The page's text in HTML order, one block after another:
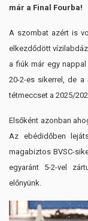
már a Final Fourba!
A szombat azért is
elkezdődött
a fiúk már egy
20-2-es sikerrel, de
tétmeccset a 2025/
Elsőként azonban
Az ebédidőben
magabiztos BVSC-
egyaránt 5-2-vel
előnyünk.